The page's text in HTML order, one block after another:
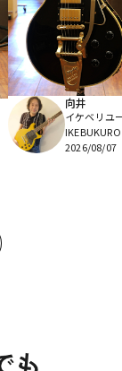
向井
イケベリユ
IKEBUKURO
2026/08/07